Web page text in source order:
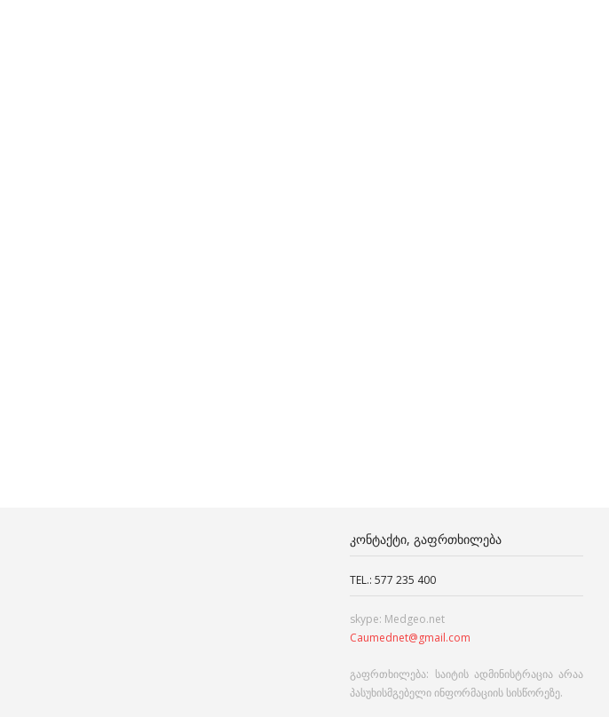
ᲙᲝᲜᲢᲐᲥᲢᲘ, ᲒᲐᲤᲠᲗᲮᲘᲚᲔᲑᲐ
TEL.: 577 235 400
skype: Medgeo.net
Caumednet@gmail.com
გაფრთხილება: საიტის ადმინისტრაცია არაა
პასუხისმგებელი ინფორმაციის სისწორეზე.